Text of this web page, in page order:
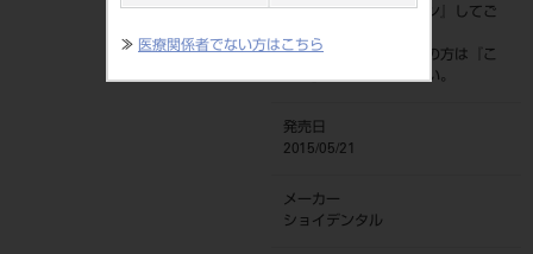
≫ 医療関係者でない方はこちら
価格の確認は『ログイン
』してご
ネット会員登録がまだの方は『
こ
ちら』より登録ください。
発売日
2015/05/21
メーカー
ショイデンタル